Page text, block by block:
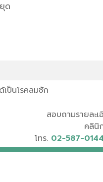
ด
ป็นโรคลมชัก
สอบถามรายละ
คลินิ
โทร. 02-587-0144